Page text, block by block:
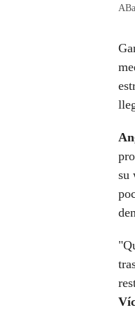
su